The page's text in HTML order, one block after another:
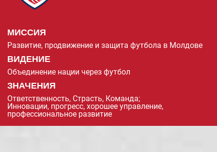
МИССИЯ
Развитие, продвижение и защита футбола в Молдове
ВИДЕНИЕ
Объединение нации через футбол
ЗНАЧЕНИЯ
Ответственность, Страсть, Команда;
Инновации, прогресс, хорошее управление,
профессиональное развитие